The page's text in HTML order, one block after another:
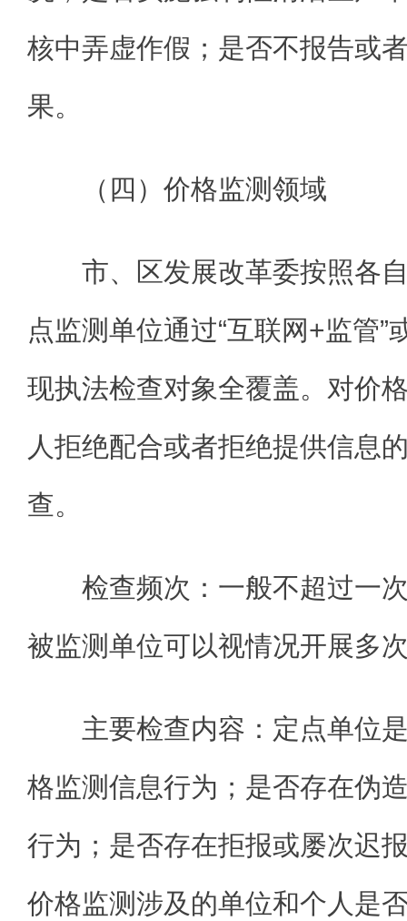
核中弄虚作假；是否不报告或
果。
（四）价格监测领域
市、区发展改革委按照各
点监测单位通过“互联网+监管”
现执法检查对象全覆盖。对价
人拒绝配合或者拒绝提供信息
查。
检查频次：一般不超过一
被监测单位可以视情况开展多
主要检查内容：定点单位
格监测信息行为；是否存在伪
行为；是否存在拒报或屡次迟
价格监测涉及的单位和个人是